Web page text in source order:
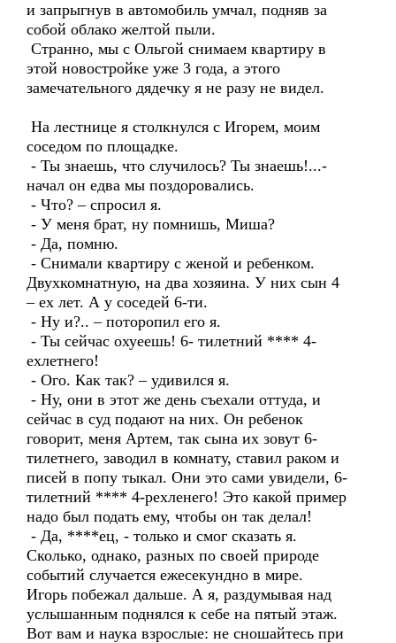
и запрыгнув в автомобиль умчал, подняв за
собой облако желтой пыли.
Странно, мы с Ольгой снимаем квартиру в
этой новостройке уже 3 года, а этого
замечательного дядечку я не разу не видел.
На лестнице я столкнулся с Игорем, моим
соседом по площадке.
- Ты знаешь, что случилось? Ты знаешь!...-
начал он едва мы поздоровались.
- Что? – спросил я.
- У меня брат, ну помнишь, Миша?
- Да, помню.
- Снимали квартиру с женой и ребенком.
Двухкомнатную, на два хозяина. У них сын 4
– ех лет. А у соседей 6-ти.
- Ну и?.. – поторопил его я.
- Ты сейчас охуеешь! 6- тилетний **** 4-
ехлетнего!
- Ого. Как так? – удивился я.
- Ну, они в этот же день съехали оттуда, и
сейчас в суд подают на них. Он ребенок
говорит, меня Артем, так сына их зовут 6-
тилетнего, заводил в комнату, ставил раком и
писей в попу тыкал. Они это сами увидели, 6-
тилетний **** 4-рехленего! Это какой пример
надо был подать ему, чтобы он так делал!
- Да, ****ец, - только и смог сказать я.
Сколько, однако, разных по своей природе
событий случается ежесекундно в мире.
Игорь побежал дальше. А я, раздумывая над
услышанным поднялся к себе на пятый этаж.
Вот вам и наука взрослые: не cношайтесь при